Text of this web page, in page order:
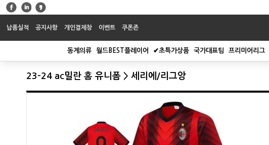
납품실적 공지사항 개인결제창 이벤트 쿠폰존
동계의류 월드BEST플레이어 ✔초특가상품 국가대표팀 프리미어리그
23-24 ac밀란 홈 유니폼 > 세리에/리그앙